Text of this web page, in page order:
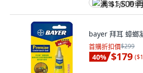
满 $1,500 再省
bayer 拜耳 蟑螂
首購折扣價$299
40% $179 (